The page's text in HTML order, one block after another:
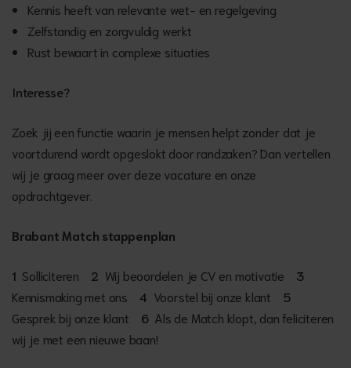
Kennis heeft van relevante wet- en regelgeving
Zelfstandig en zorgvuldig werkt
Rust bewaart in complexe situaties
Interesse?
Zoek jij een functie waarin je mensen helpt zonder dat je
voortdurend wordt opgeslokt door randzaken? Dan vertellen
wij je graag meer over deze vacature en onze
opdrachtgever.
Brabant Match stappenplan
1 Solliciteren 2 Wij beoordelen je CV en motivatie 3
Kennismaking met ons4 Voorstel bij onze klant 5
Gesprek bij onze klant 6 Als de Match klopt, dan feliciteren
wij je met een nieuwe baan!